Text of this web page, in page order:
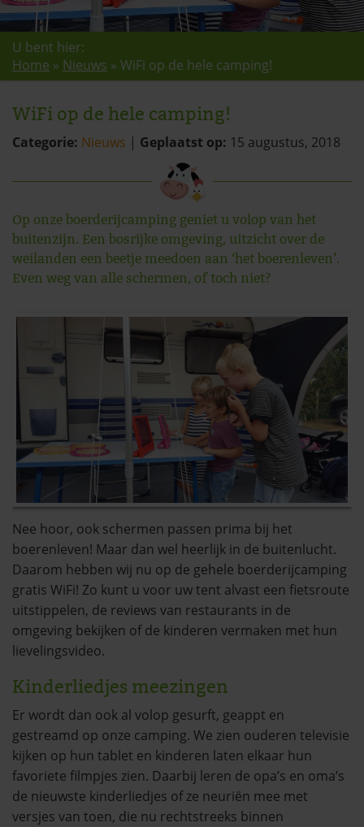
U bent hier:
Home » Nieuws » WiFi op de hele camping!
WiFi op de hele camping!
Categorie: Nieuws | Geplaatst op: 15 augustus, 2018
Op onze boerderijcamping geniet u volop van het
buitenzijn. Een bosrijke omgeving, uitzicht over de
weilanden een beetje meedoen aan ‘het boerenleven’.
Even weg van alle schermen, of toch niet?
Nee hoor, ook schermen passen prima bij het
boerenleven! Maar dan wel heerlijk in de buitenlucht.
Daarom hebben wij nu op de gehele boerderijcamping
gratis WiFi! Zo kunt u voor uw tent alvast een fietsroute
uitstippelen, de reviews van restaurants in de
omgeving bekijken of de kinderen vermaken met hun
lievelingsvideo.
Kinderliedjes meezingen
Er wordt dan ook al volop gesurft, geappt en
gestreamd op onze camping. We zien ouderen televisie
kijken op hun tablet en kinderen laten elkaar hun
favoriete filmpjes zien. Daarbij leren de opa’s en oma’s
de nieuwste kinderliedjes of ze neuriën mee met
versjes van toen, die nu rechtstreeks binnen